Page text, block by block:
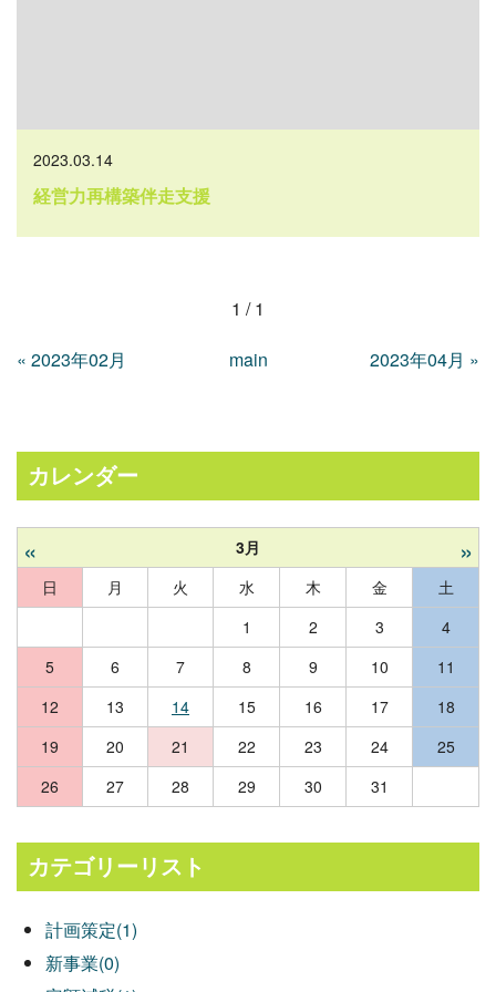
経営力再構築伴走支援
2023.03.14
1 / 1
« 2023年02月 main 2023年04月 »
カレンダー
« 3月 »
日 月 火 水 木 金
土
1
2 3
4
5
6 7 8 9 10
11
12
13 14 15 16 17
18
19
20 21 22 23 24
25
26
27 28 29 30 31
カテゴリーリスト
計画策定(1)
新事業(0)